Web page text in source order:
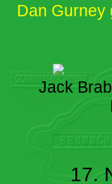
Dan Gurney
Jack
17.